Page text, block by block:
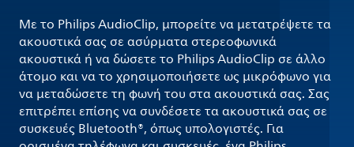
Με το Philips AudioClip, μπορείτε να μετατρέψετε τα
ακουστικά σας σε ασύρματα στερεοφωνικά
ακουστικά ή να δώσετε το Philips AudioClip σε άλλο
άτομο και να το χρησιμοποιήσετε ως μικρόφωνο για
να μεταδώσετε τη φωνή του στα ακουστικά σας. Σας
επιτρέπει επίσης να συνδέσετε τα ακουστικά σας σε
συσκευές Bluetooth®, όπως υπολογιστές. Για